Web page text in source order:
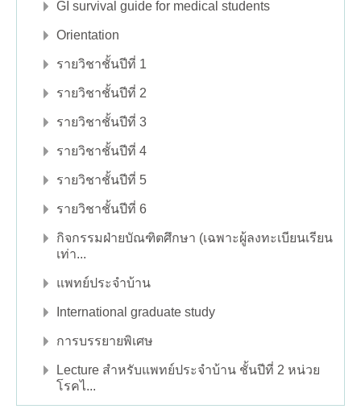
GI survival guide for medical students
Orientation
รายวิชาชั้นปีที่ 1
รายวิชาชั้นปีที่ 2
รายวิชาชั้นปีที่ 3
รายวิชาชั้นปีที่ 4
รายวิชาชั้นปีที่ 5
รายวิชาชั้นปีที่ 6
กิจกรรมฝ่ายบัณฑิตศึกษา (เฉพาะผู้ลงทะเบียนเรียน
เท่า...
แพทย์ประจำบ้าน
International graduate study
การบรรยายพิเศษ
Lecture สำหรับแพทย์ประจำบ้าน ชั้นปีที่ 2 หน่วย
โรคไ...